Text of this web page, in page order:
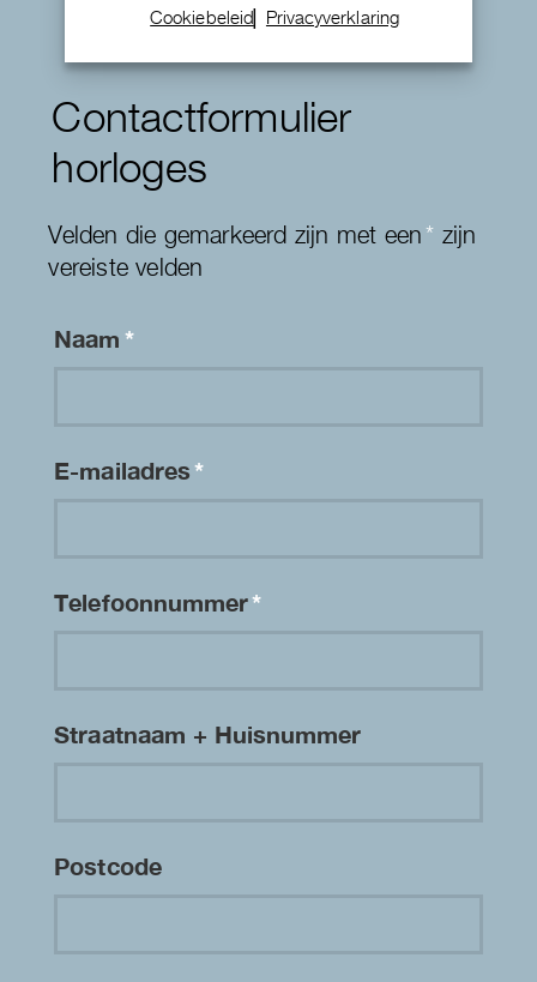
Cookiebeleid Privacyverklaring
Contactformulier
horloges
Velden die gemarkeerd zijn met een* zijn
vereiste velden
Naam*
E-mailadres*
Telefoonnummer*
Straatnaam + Huisnummer
Postcode